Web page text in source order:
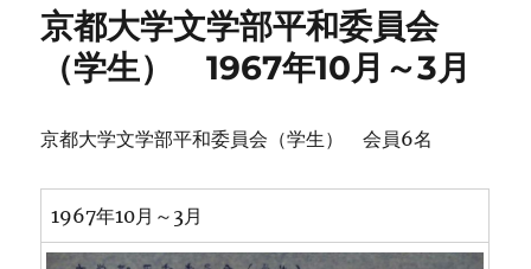
ー
京都大学文学部平和委員会
（学生） 1967年10月～3月
京都大学文学部平和委員会（学生） 会員6名
1967年10月～3月